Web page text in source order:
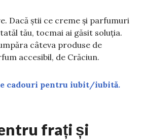
Dacă știi ce creme și parfumuri
tău, tocmai ai găsit soluția.
câteva produse de
accesibil, de Crăciun.
cadouri pentru iubit/iubită.
frați și